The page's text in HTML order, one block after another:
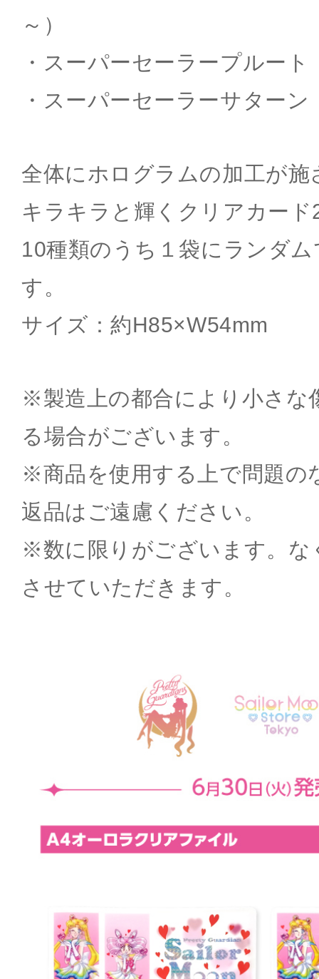
～）
・スーパーセーラープルー
・スーパーセーラーサター
全体にホログラムの加工が施
キラキラと輝くクリアカー
10種類のうち１袋にランダ
す。
サイズ：約H85×W54mm
※製造上の都合により小さな
る場合がございます。
※商品を使用する上で問題の
返品はご遠慮ください。
※数に限りがございます。な
させていただきます。